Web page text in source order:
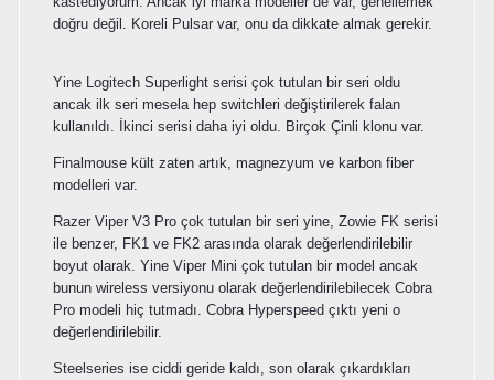
doğru değil. Koreli Pulsar var, onu da dikkate almak gerekir.
Yine Logitech Superlight serisi çok tutulan bir seri oldu
ancak ilk seri mesela hep switchleri değiştirilerek falan
kullanıldı. İkinci serisi daha iyi oldu. Birçok Çinli klonu var.
Finalmouse kült zaten artık, magnezyum ve karbon fiber
modelleri var.
Razer Viper V3 Pro çok tutulan bir seri yine, Zowie FK serisi
ile benzer, FK1 ve FK2 arasında olarak değerlendirilebilir
boyut olarak. Yine Viper Mini çok tutulan bir model ancak
bunun wireless versiyonu olarak değerlendirilebilecek Cobra
Pro modeli hiç tutmadı. Cobra Hyperspeed çıktı yeni o
değerlendirilebilir.
Steelseries ise ciddi geride kaldı, son olarak çıkardıkları